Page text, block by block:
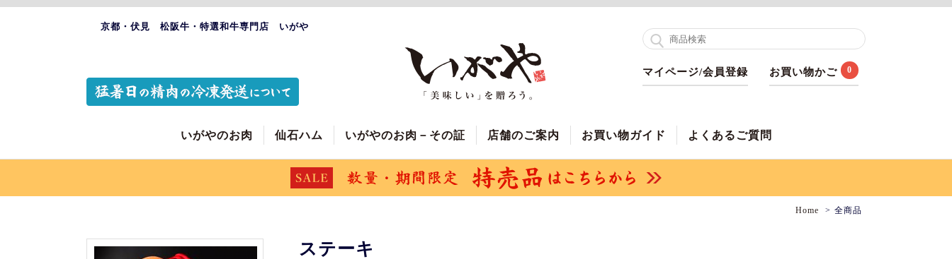
京都・伏見 松阪牛・特選和牛専門店 いがや
マイページ/会員登録 お買い物かご 0
いがやのお肉 仙石ハム いがやのお肉－その証 店舗のご案内 お買い物ガイド よくあるご質問
Home 全商品
ステーキ